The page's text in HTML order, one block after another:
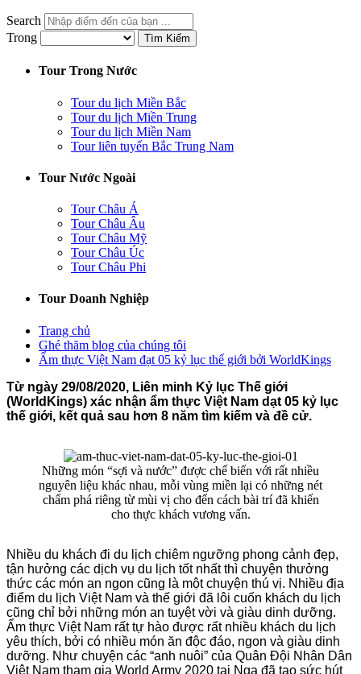
Search
Trong
Tìm Kiếm
Tour Trong Nước
Tour du lịch Miền Bắc
Tour du lịch Miền Trung
Tour du lịch Miền Nam
Tour liên tuyến Bắc Trung Nam
Tour Nước Ngoài
Tour Châu Á
Tour Châu Âu
Tour Châu Mỹ
Tour Châu Úc
Tour Châu Phi
Tour Doanh Nghiệp
Trang chủ
Ghé thăm blog của chúng tôi
Ẩm thực Việt Nam đạt 05 kỷ lục thế giới bởi WorldKings
Từ ngày 29/08/2020, Liên minh Kỷ lục Thế giới
(WorldKings) xác nhận ẩm thực Việt Nam dạt 05 kỷ lục
thế giới, kết quả sau hơn 8 năm tìm kiếm và đề cử.
Những món “sợi và nước” được chế biến với rất nhiều
nguyên liệu khác nhau, mỗi vùng miền lại có những nét
chấm phá riêng từ mùi vị cho đến cách bài trí đã khiến
cho thực khách vương vấn.
Nhiều du khách đi du lịch chiêm ngưỡng phong cảnh đẹp,
tận hưởng các dịch vụ du lịch tốt nhất thì chuyện thưởng
thức các món an ngon cũng là một chuyện thú vị. Nhiều địa
điểm du lịch Việt Nam và thế giới đã lôi cuốn khách du lịch
cũng chỉ bởi những món an tuyệt vời và giàu dinh dưỡng.
Ẩm thực Việt Nam rất tự hào được rất nhiều khách du lịch
yêu thích, bởi có nhiều món ăn độc đáo, ngon và giàu dinh
dưỡng. Như chuyện các “anh nuôi” của Quân Đội Nhân Dân
Việt Nam tham gia World Army 2020 tại Nga đã tạo sức hút